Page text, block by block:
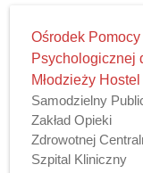
Ośrodek Pomocy
Psychologicznej
Młodzieży Hostel
Samodzielny
Zakład Opieki
Zdrowotnej
Szpital Kliniczny